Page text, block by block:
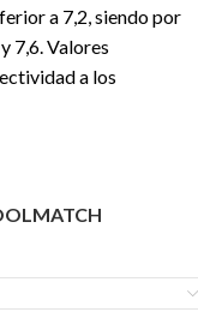
a 7,2, siendo por
7,6. Valores
a los